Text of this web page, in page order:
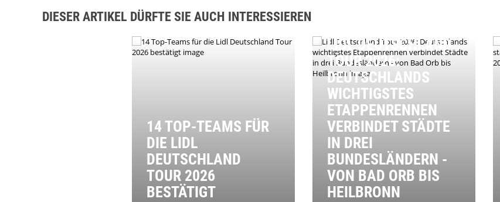
DIESER ARTIKEL DÜRFTE SIE AUCH INTERESSIEREN
14 TOP-TEAMS FÜR
DIE LIDL
DEUTSCHLAND
TOUR 2026
BESTÄTIGT
LIDL DEUTSCHLAND
TOUR 2026:
DEUTSCHLANDS
WICHTIGSTES
ETAPPENRENNEN
VERBINDET STÄDTE
IN DREI
BUNDESLÄNDERN -
VON BAD ORB BIS
HEILBRONN